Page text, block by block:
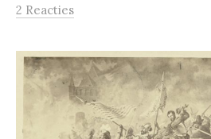
2 Reacties